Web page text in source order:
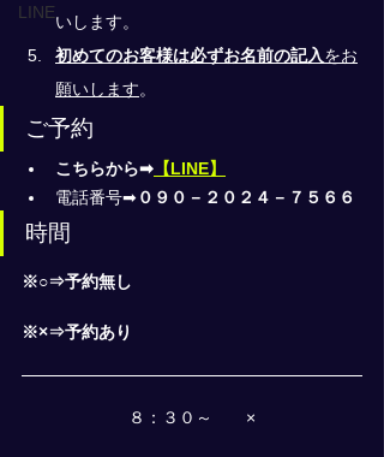
LINEいします。
初めてのお客様は必ずお名前の記入をお
願いします。
ご予約
こちらから➡ 【LINE】
電話番号➡０９０－２０２４－７５６６
時間
※○⇒予約無し
※×⇒予約あり
８：３０～　　×